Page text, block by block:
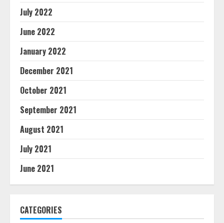
July 2022
June 2022
January 2022
December 2021
October 2021
September 2021
August 2021
July 2021
June 2021
CATEGORIES